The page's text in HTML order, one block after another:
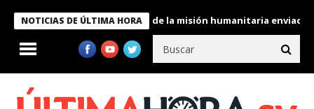
NOTICIAS DE ÚLTIMA HORA
condecora a miembros de la misión humanitaria enviada a